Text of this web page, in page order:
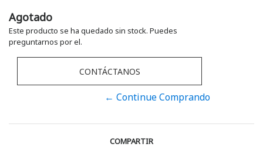
Agotado
Este producto se ha quedado sin stock. Puedes
preguntarnos por el.
CONTÁCTANOS
← Continue Comprando
COMPARTIR